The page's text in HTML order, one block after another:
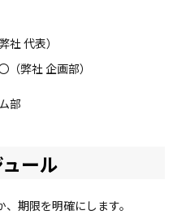
社 代表）
（弊社 企画部）
部
ール
期限を明確にします。